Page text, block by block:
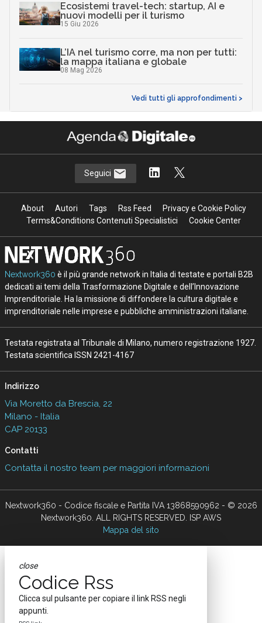
Ecosistemi travel-tech: startup, AI e
nuovi modelli per il turismo
15 Giu 2026
L’IA nel turismo corre, ma non per tutti:
la mappa italiana e globale
08 Mag 2026
Vedi tutti gli approfondimenti >
Seguici
About Autori Tags Rss Feed
Privacy e Cookie Policy
Terms&Conditions Contenuti Specialistici
Cookie Center
Nextwork360 è il più grande network in Italia di testate e portali B2B
dedicati ai temi della Trasformazione Digitale e dell’Innovazione
Imprenditoriale. Ha la missione di diffondere la cultura digitale e
imprenditoriale nelle imprese e pubbliche amministrazioni italiane.
Testata registrata al Tribunale di Milano, numero registrazione 1927.
Testata scientifica ISSN 2421-4167
Indirizzo
Via Moretto da Brescia, 22
Milano - Italia
CAP 20133
Contatti
Contatta il nostro team per maggiori informazioni
Nextwork360 - Codice fiscale e Partita IVA 13868590962 - © 2026
Nextwork360. ALL RIGHTS RESERVED. ISP AWS
Mappa del sito
close
Codice Rss
Clicca sul pulsante per copiare il link RSS negli
appunti.